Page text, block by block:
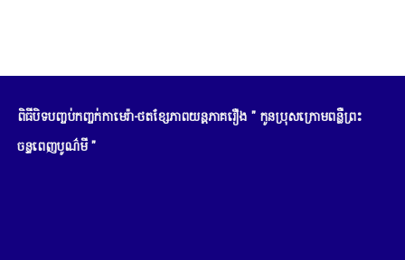
ពិធីបិទបញ្ចប់កញ្ចក់កាមេរ៉ា-ថតខ្សែភាពយន្តភាគរឿង " កូនប្រុសក្រោមពន្លឺព្រះ
ចន្ទពេញបូណ៌មី "